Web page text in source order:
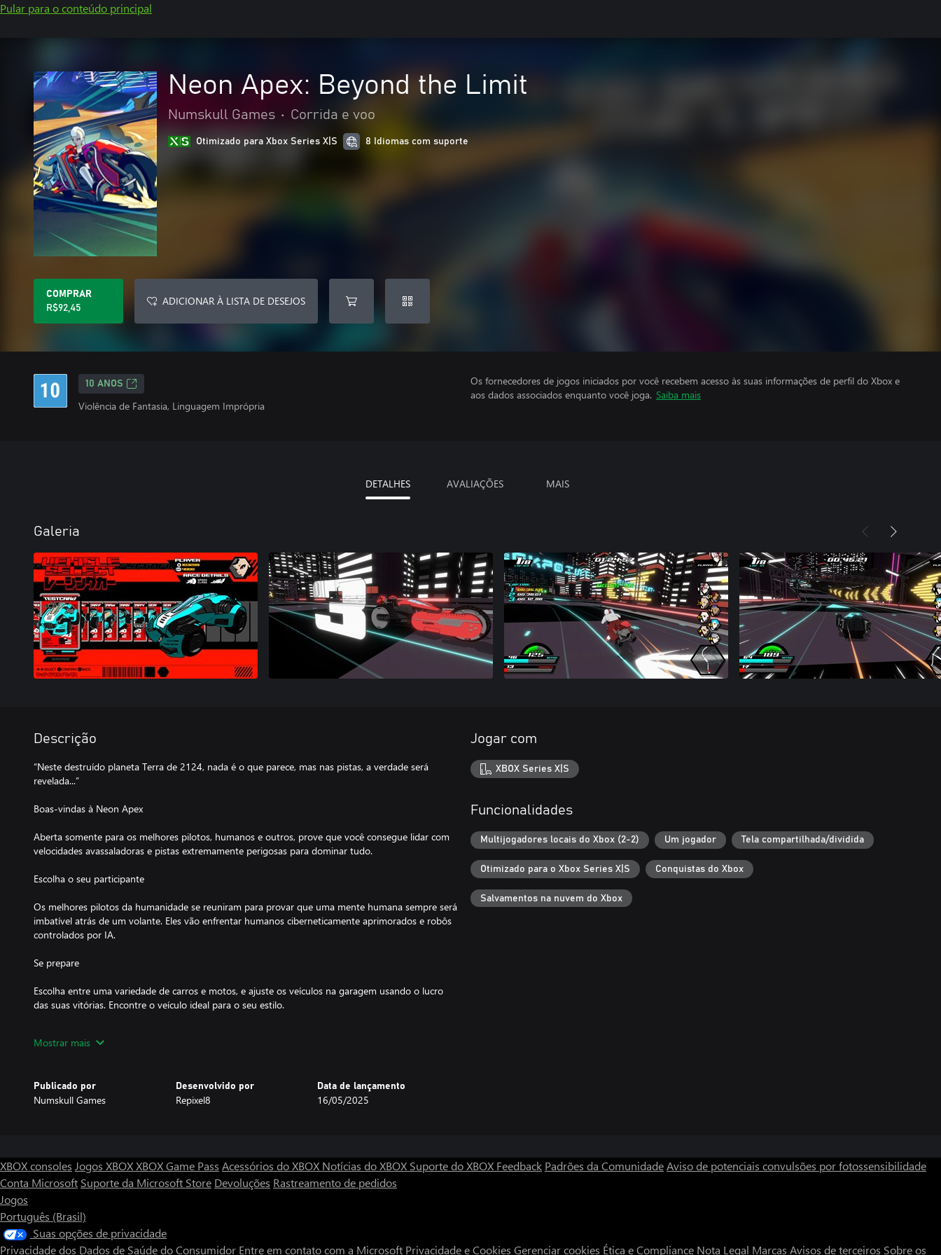
Pular para o conteúdo principal
Neon Apex: Beyond the Limit
Numskull Games • Corrida e voo
Otimizado para Xbox Series X|S 8 Idiomas com suporte
COMPRAR
R$92,45
ADICIONAR À LISTA DE DESEJOS
10 ANOS
Violência de Fantasia, Linguagem Imprópria
Os fornecedores de jogos iniciados por você recebem acesso às suas informações de perfil do Xbox e
aos dados associados enquanto você joga. Saiba mais
DETALHES AVALIAÇÕES MAIS
Galeria
Descrição
“Neste destruído planeta Terra de 2124, nada é o que parece, mas nas pistas, a verdade será
revelada...”
Boas-vindas à Neon Apex
Aberta somente para os melhores pilotos, humanos e outros, prove que você consegue lidar com
velocidades avassaladoras e pistas extremamente perigosas para dominar tudo.
Escolha o seu participante
Os melhores pilotos da humanidade se reuniram para provar que uma mente humana sempre será
imbatível atrás de um volante. Eles vão enfrentar humanos ciberneticamente aprimorados e robôs
controlados por IA.
Se prepare
Escolha entre uma variedade de carros e motos, e ajuste os veículos na garagem usando o lucro
das suas vitórias. Encontre o veículo ideal para o seu estilo.
Encontre a glória
Mostrar mais
Publicado por
Numskull Games
Desenvolvido por
Repixel8
Data de lançamento
16/05/2025
Jogar com
XBOX Series X|S
Funcionalidades
Multijogadores locais do Xbox (2-2) Um jogador Tela compartilhada/dividida
Otimizado para o Xbox Series X|S Conquistas do Xbox
Salvamentos na nuvem do Xbox
XBOX consoles Jogos XBOXXBOX Game Pass Acessórios do XBOX Notícias do XBOX Suporte do XBOX Feedback Padrões da ComunidadeAviso de potenciais convulsões por fotossensibilidade
Conta Microsoft Suporte da Microsoft Store Devoluções Rastreamento de pedidos
Jogos
Português (Brasil)
Suas opções de privacidade
Privacidade dos Dados de Saúde do Consumidor Entre em contato com a Microsoft Privacidade e Cookies Gerenciar cookies Ética e Compliance Nota Legal Marcas Avisos de terceiros Sobre os